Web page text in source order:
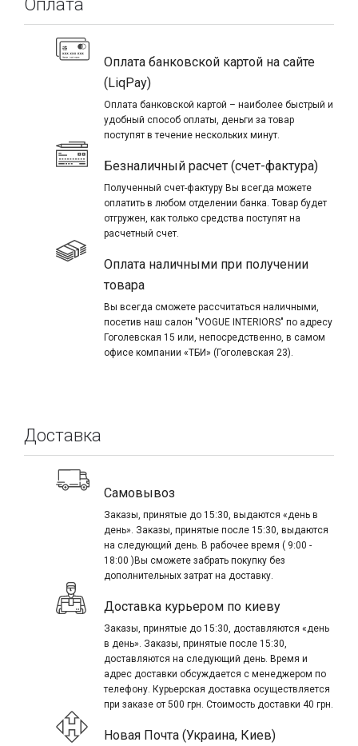
Механизм по умолчанию комплектуется потолочными
кронштейнами, но можно заказать варианты крепления
на стену или раму окна.
Цветовая гамма ламелей представлена ассортиментом
из примерно 50 вариантов решений в матовом,
глянцевом, металлизированном и перфорированном
исполнении. Также компания MOTTURA может
предложить двухцветные ламели для жалюзи,
позволяющие создать особый эффект во время
зашторивания.
Выбрать и купить горизонтальные жалюзи на окна
можно в нашем интерьер-бутике «VOGUE INTERIORS», где
можно увидеть живые образцы систем и цветовую
палитру и убедится в высоком качестве предлагаемых
Купить жалюзи в интернет-магазинес доставкой по
Киеву и Украине можно всего за несколько кликов,
Оплата
Оплата банковской картой на сайте
(LiqPay)
Оплата банковской картой – наиболее быстрый и
удобный способ оплаты, деньги за товар
поступят в течение нескольких минут.
Безналичный расчет (счет-фактура)
Полученный счет-фактуру Вы всегда можете
оплатить в любом отделении банка. Товар будет
отгружен, как только средства поступят на
расчетный счет.
Оплата наличными при получении
товара
Вы всегда сможете рассчитаться наличными,
посетив наш салон "VOGUE INTERIORS" по адресу
Гоголевская 15 или, непосредственно, в самом
офисе компании «ТБИ» (Гоголевская 23).
Доставка
Самовывоз
Заказы, принятые до 15:30, выдаются «день в
день». Заказы, принятые после 15:30, выдаются
на следующий день. В рабочее время ( 9:00 -
18:00 )Вы сможете забрать покупку без
дополнительных затрат на доставку.
Доставка курьером по киеву
Заказы, принятые до 15:30, доставляются «день
в день». Заказы, принятые после 15:30,
доставляются на следующий день. Время и
адрес доставки обсуждается с менеджером по
телефону. Курьерская доставка осуществляется
при заказе от 500 грн. Стоимость доставки 40 грн.
Новая Почта (Украина, Киев)